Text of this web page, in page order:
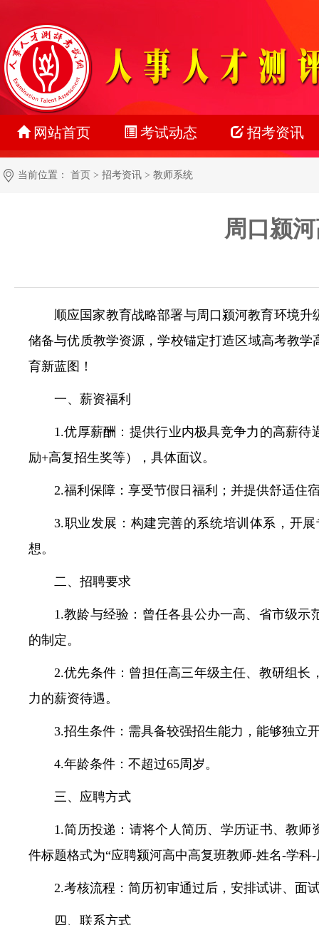
网站首页 考试动态
最新动态
名单公示
报考指南
常见问题
招考资讯
教师系统
社会招聘
校园招聘
当前位置： 首页 > 招考资讯 > 教师系统
周口颍
顺应国家教育战略部署与周口颍河教育环境
储备与优质教学资源，学校锚定打造区域高考教
育新蓝图！
一、薪资福利
1.优厚薪酬：提供行业内极具竞争力的高薪
励+高复招生奖等），具体面议。
2.福利保障：享受节假日福利；并提供舒适住
3.职业发展：构建完善的系统培训体系，开
想。
二、招聘要求
1.教龄与经验：曾任各县公办一高、省市级
的制定。
2.优先条件：曾担任高三年级主任、教研组
力的薪资待遇。
3.招生条件：需具备较强招生能力，能够独立
4.年龄条件：不超过65周岁。
三、应聘方式
1.简历投递：请将个人简历、学历证书、教师
件标题格式为“应聘颍河高中高复班教师-姓名-学科
2.考核流程：简历初审通过后，安排试讲、面
四、联系方式